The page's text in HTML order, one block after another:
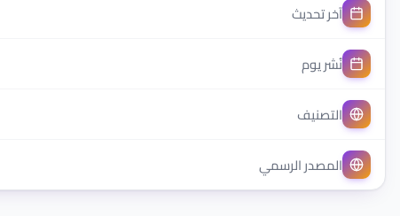
آخر تحديث
نُشر يوم
التصنيف
المصدر الرسمي